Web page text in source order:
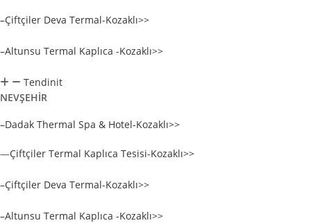
–Çiftçiler Deva Termal-Kozaklı>>
–Altunsu Termal Kaplıca -Kozaklı>>
Tendinit
NEVŞEHİR
–Dadak Thermal Spa & Hotel-Kozaklı>>
—Çiftçiler Termal Kaplıca Tesisi-Kozaklı>>
–Çiftçiler Deva Termal-Kozaklı>>
–Altunsu Termal Kaplıca -Kozaklı>>